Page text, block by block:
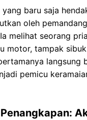
baru saja
oleh
melihat seorang
motor, tampak
langsung
pemicu